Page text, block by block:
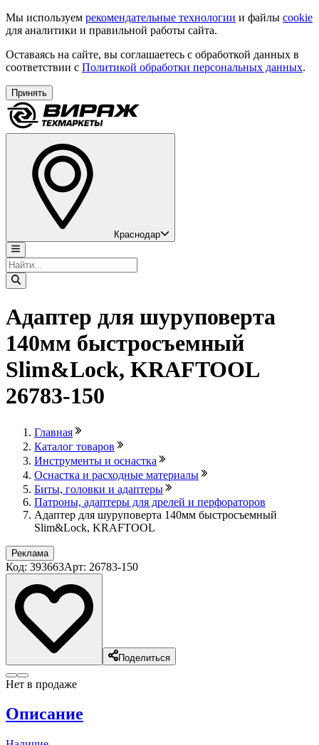
Мы используем рекомендательные технологии и файлы cookie
для аналитики и правильной работы сайта.
Оставаясь на сайте, вы соглашаетесь с обработкой данных в
соответствии с Политикой обработки персональных данных.
Принять
Краснодар
Адаптер для шуруповерта
140мм быстросъемный
Slim&Lock, KRAFTOOL
26783-150
Главная
Каталог товаров
Инструменты и оснастка
Оснастка и расходные материалы
Биты, головки и адаптеры
Патроны, адаптеры для дрелей и перфораторов
Адаптер для шуруповерта 140мм быстросъемный
Slim&Lock, KRAFTOOL
Реклама
Код: 393663Арт: 26783-150
Поделиться
Нет в продаже
Описание